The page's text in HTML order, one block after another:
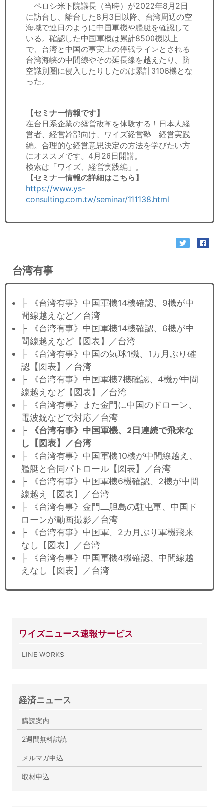
ペロシ米下院議長（当時）が2022年8月2日
に訪台し、離台した8月3日以降、台湾周辺の空
海域で連日のように中国軍機や艦艇を確認して
いる。確認した中国軍機は累計8500機以上
で、台湾と中国の事実上の停戦ラインとされる
台湾海峡の中間線やその延長線を越えたり、防
空識別圏に侵入したりしたのは累計3106機とな
った。
【セミナー情報です】
在台日系企業の経営改革を体験する！日本人経
営者、経営幹部向け、ワイズ経営塾 経営実践
編。合理的な経営意思決定の方法を学びたい方
にオススメです。4月26日開講。
検索は「ワイズ、経営実践編」。
【セミナー情報の詳細はこちら】
https://www.ys-
consulting.com.tw/seminar/111138.html
台湾有事
├ 《台湾有事》中国軍機14機確認、9機が中
間線越えなど／台湾
├ 《台湾有事》中国軍機14機確認、6機が中
間線越えなど【図表】／台湾
├ 《台湾有事》中国の気球1機、1カ月ぶり確
認【図表】／台湾
├ 《台湾有事》中国軍機7機確認、4機が中間
線越えなど【図表】／台湾
├ 《台湾有事》また金門に中国のドローン、
電波銃などで対応／台湾
├
《台湾有事》中国軍機、2日連続で飛来な
し【図表】／台湾
├ 《台湾有事》中国軍機10機が中間線越え、
艦艇と合同パトロール【図表】／台湾
├ 《台湾有事》中国軍機6機確認、2機が中間
線越え【図表】／台湾
├ 《台湾有事》金門二胆島の駐屯軍、中国ド
ローンが動画撮影／台湾
├ 《台湾有事》中国軍、2カ月ぶり軍機飛来
なし【図表】／台湾
├ 《台湾有事》中国軍機4機確認、中間線越
えなし【図表】／台湾
ワイズニュース速報サービス
LINE WORKS
経済ニュース
購読案内
2週間無料試読
メルマガ申込
取材申込